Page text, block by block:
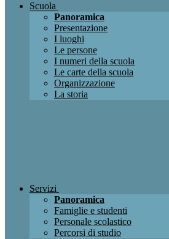
Scuola
Panoramica
Presentazione
I luoghi
Le persone
I numeri della scuola
Le carte della scuola
Organizzazione
La storia
Servizi
Panoramica
Famiglie e studenti
Personale scolastico
Percorsi di studio